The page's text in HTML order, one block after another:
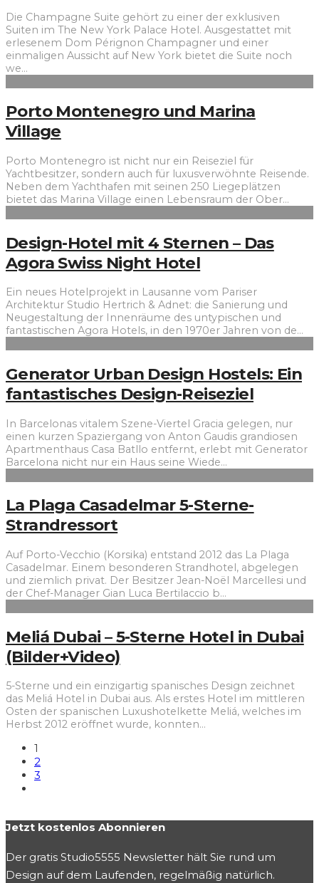
Die Champagne Suite gehört zu einer der exklusiven
Suiten im The New York Palace Hotel. Ausgestattet mit
erlesenem Dom Pérignon Champagner und einer
einmaligen Aussicht auf New York bietet die Suite noch
we...
Porto Montenegro und Marina
Village
Porto Montenegro ist nicht nur ein Reiseziel für
Yachtbesitzer, sondern auch für luxusverwöhnte Reisende.
Neben dem Yachthafen mit seinen 250 Liegeplätzen
bietet das Marina Village einen Lebensraum der Ober...
Design-Hotel mit 4 Sternen – Das
Agora Swiss Night Hotel
Ein neues Hotelprojekt in Lausanne vom Pariser
Architektur Studio Hertrich & Adnet: die Sanierung und
Neugestaltung der Innenräume des untypischen und
fantastischen Agora Hotels, in den 1970er Jahren von de...
Generator Urban Design Hostels: Ein
fantastisches Design-Reiseziel
In Barcelonas vitalem Szene-Viertel Gracia gelegen, nur
einen kurzen Spaziergang von Anton Gaudis grandiosen
Apartmenthaus Casa Batllo entfernt, erlebt mit Generator
Barcelona nicht nur ein Haus seine Wiede...
La Plaga Casadelmar 5-Sterne-
Strandressort
Auf Porto-Vecchio (Korsika) entstand 2012 das La Plaga
Casadelmar. Einem besonderen Strandhotel, abgelegen
und ziemlich privat. Der Besitzer Jean-Noël Marcellesi und
der Chef-Manager Gian Luca Bertilaccio b...
Meliá Dubai – 5-Sterne Hotel in Dubai
(Bilder+Video)
5-Sterne und ein einzigartig spanisches Design zeichnet
das Meliá Hotel in Dubai aus. Als erstes Hotel im mittleren
Osten der spanischen Luxushotelkette Meliá, welches im
Herbst 2012 eröffnet wurde, konnten...
1
2
3
Jetzt kostenlos Abonnieren
Der gratis Studio5555 Newsletter hält Sie rund um
Design auf dem Laufenden, regelmäßig natürlich.